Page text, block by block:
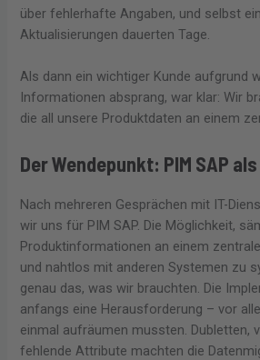
über fehlerhafte Angaben, und selbst
Aktualisierungen dauerten Tage.
Als dann ein wichtiger Kunde aufgrund
Informationen absprang, war klar: Wir
die all unsere Produktdaten an einem
Der Wendepunkt: PIM SAP
Nach mehreren Gesprächen mit IT-
wir uns für PIM SAP. Die Möglichkeit,
Produktinformationen an einem
und nahtlos mit anderen Systemen zu
genau das, was wir brauchten. Die
anfangs eine Herausforderung – vor
einmal aufräumen mussten. Dubletten,
fehlende Attribute machten die